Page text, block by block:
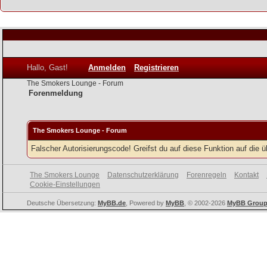
Hallo, Gast! Anmelden Registrieren
The Smokers Lounge - Forum
Forenmeldung
The Smokers Lounge - Forum
Falscher Autorisierungscode! Greifst du auf diese Funktion auf die
The Smokers Lounge Datenschutzerklärung Forenregeln Kontakt
Cookie-Einstellungen
Deutsche Übersetzung: MyBB.de , Powered by MyBB , © 2002-2026 MyBB Group